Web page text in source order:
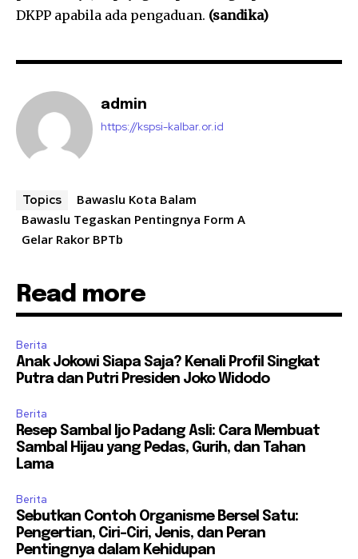
DKPP apabila ada pengaduan. (sandika)
admin
https://kspsi-kalbar.or.id
Topics
Bawaslu Kota Balam
Bawaslu Tegaskan Pentingnya Form A
Gelar Rakor BPTb
Read more
Berita
Anak Jokowi Siapa Saja? Kenali Profil Singkat
Putra dan Putri Presiden Joko Widodo
Berita
Resep Sambal Ijo Padang Asli: Cara Membuat
Sambal Hijau yang Pedas, Gurih, dan Tahan
Lama
Berita
Sebutkan Contoh Organisme Bersel Satu:
Pengertian, Ciri-Ciri, Jenis, dan Peran
Pentingnya dalam Kehidupan